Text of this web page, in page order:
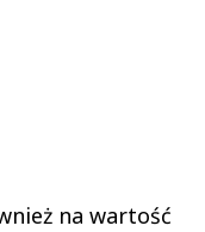
na wartość